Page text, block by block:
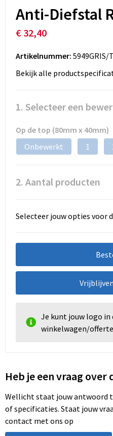
Anti-Diefstal
€ 32,40
Artikelnummer: 5949GRIS/T
Bekijk alle
1. Selecteer een
Op de top (80mm x 40mm)
Onbewerkt
1
2. Aantal producten
Selecteer jouw opties voor
Je kunt jouw logo in
winkelwagen/
Heb je een vraag
Wellicht staat jouw antwoord
of specificaties. Staat jouw
contact met ons op